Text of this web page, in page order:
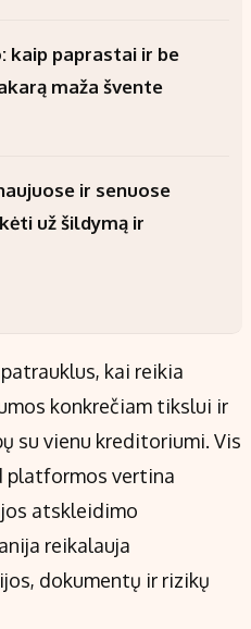
kaip paprastai ir be
maža švente
ir senuose
už šildymą ir
kai reikia
konkrečiam tikslui ir
su vienu kreditoriumi. Vis
platformos vertina
atskleidimo
reikalauja
dokumentų ir rizikų